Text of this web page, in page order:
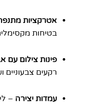
אטרקציות
בטיחות
פינות צילום עם
רקעים צבעוניים
עמדות יצירה –